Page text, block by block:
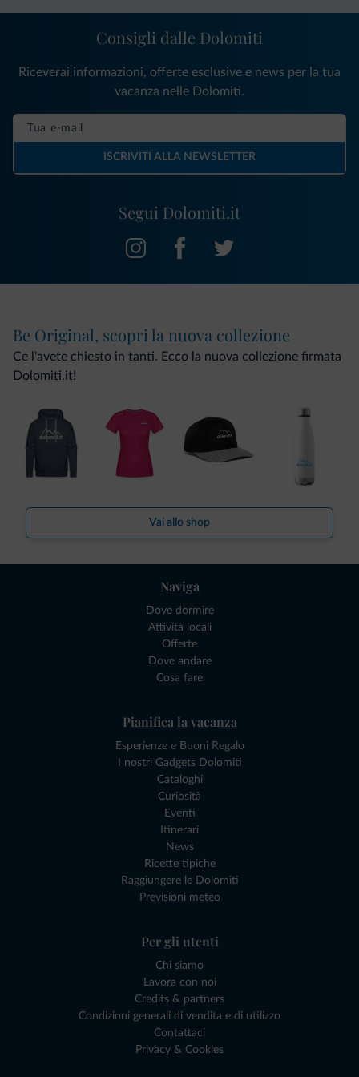
Segui Dolomiti.it
Consigli dalle Dolomiti
Riceverai informazioni, offerte esclusive e news per la tua
vacanza nelle Dolomiti.
ISCRIVITI ALLA NEWSLETTER
Be Original, scopri la nuova collezione
Ce l'avete chiesto in tanti. Ecco la nuova collezione firmata
Dolomiti.it!
Vai allo shop
Naviga
Dove dormire
Attività locali
Offerte
Dove andare
Cosa fare
Pianifica la vacanza
Esperienze e Buoni Regalo
I nostri Gadgets Dolomiti
Cataloghi
Curiosità
Eventi
Itinerari
News
Ricette tipiche
Raggiungere le Dolomiti
Previsioni meteo
Per gli utenti
Chi siamo
Lavora con noi
Credits & partners
Condizioni generali di vendita e di utilizzo
Contattaci
Privacy & Cookies